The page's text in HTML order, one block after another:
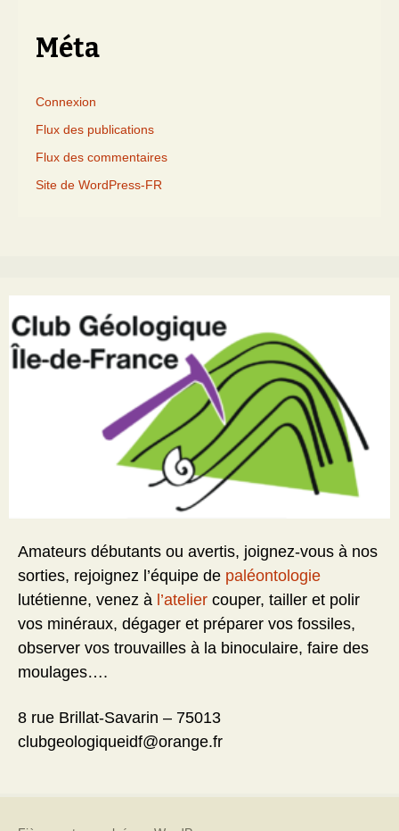
Méta
Connexion
Flux des publications
Flux des commentaires
Site de WordPress-FR
Amateurs débutants ou avertis, joignez-vous à nos
sorties, rejoignez l’équipe de paléontologie
lutétienne, venez à l’atelier couper, tailler et polir
vos minéraux, dégager et préparer vos fossiles,
observer vos trouvailles à la binoculaire, faire des
moulages….
8 rue Brillat-Savarin – 75013
clubgeologiqueidf@orange.fr